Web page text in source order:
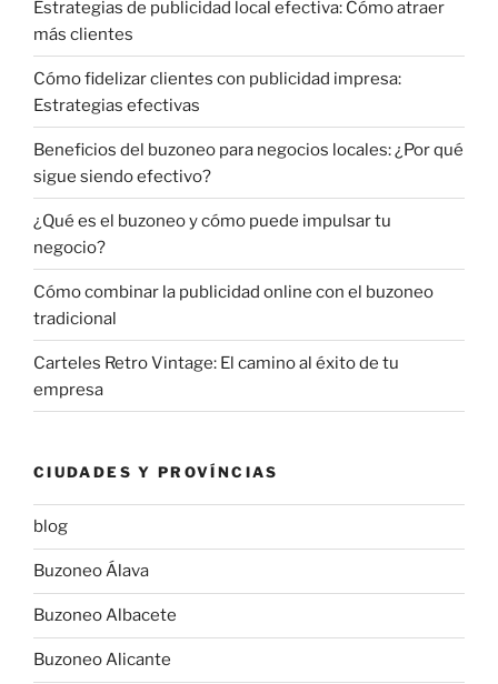
Estrategias de publicidad local efectiva: Cómo atraer
más clientes
Cómo fidelizar clientes con publicidad impresa:
Estrategias efectivas
Beneficios del buzoneo para negocios locales: ¿Por qué
sigue siendo efectivo?
¿Qué es el buzoneo y cómo puede impulsar tu
negocio?
Cómo combinar la publicidad online con el buzoneo
tradicional
Carteles Retro Vintage: El camino al éxito de tu
empresa
CIUDADES Y PROVÍNCIAS
blog
Buzoneo Álava
Buzoneo Albacete
Buzoneo Alicante